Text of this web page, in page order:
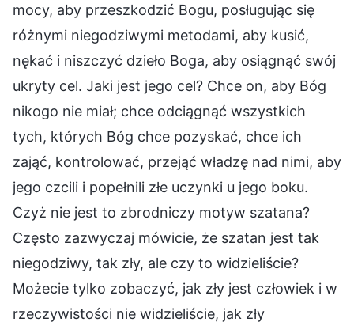
mocy, aby przeszkodzić Bogu, posługując się
różnymi niegodziwymi metodami, aby kusić,
nękać i niszczyć dzieło Boga, aby osiągnąć swój
ukryty cel. Jaki jest jego cel? Chce on, aby Bóg
nikogo nie miał; chce odciągnąć wszystkich
tych, których Bóg chce pozyskać, chce ich
zająć, kontrolować, przejąć władzę nad nimi, aby
jego czcili i popełnili złe uczynki u jego boku.
Czyż nie jest to zbrodniczy motyw szatana?
Często zazwyczaj mówicie, że szatan jest tak
niegodziwy, tak zły, ale czy to widzieliście?
Możecie tylko zobaczyć, jak zły jest człowiek i w
rzeczywistości nie widzieliście, jak zły